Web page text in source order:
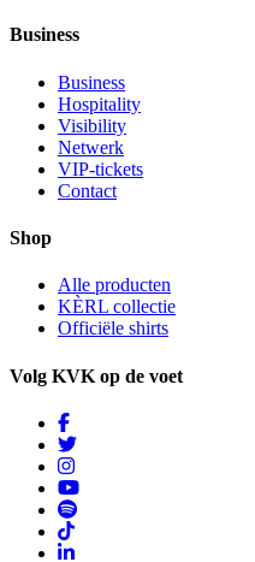
Business
Business
Hospitality
Visibility
Netwerk
VIP-tickets
Contact
Shop
Alle producten
KÈRL collectie
Officiële shirts
Volg KVK op de voet